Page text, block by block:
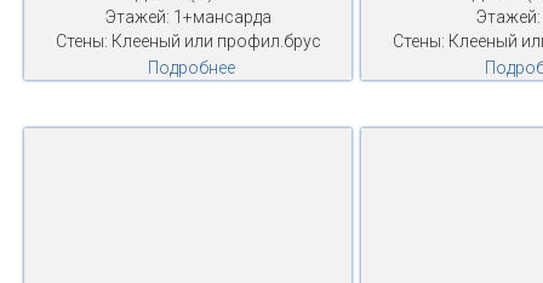
Этажей: 1+мансарда
Стены: Клееный или профил.брус
Подробнее
Стены: Клееный